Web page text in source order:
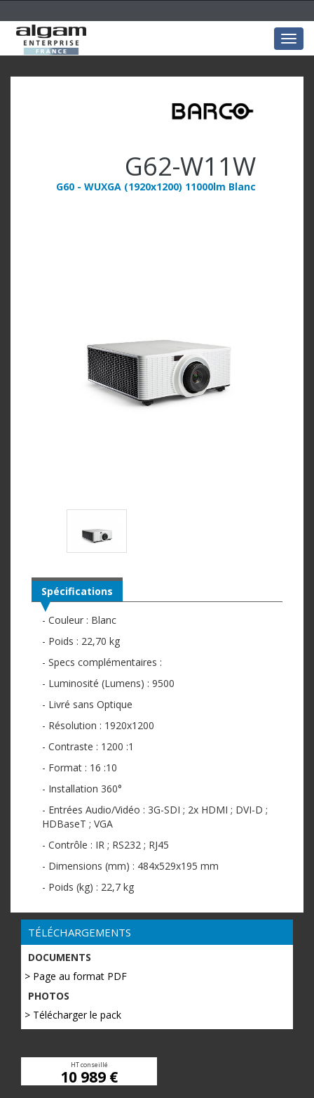
G62-W11W
G60 - WUXGA (1920x1200) 11000lm Blanc
Spécifications
- Couleur : Blanc
- Poids : 22,70 kg
- Specs complémentaires :
- Luminosité (Lumens) : 9500
- Livré sans Optique
- Résolution : 1920x1200
- Contraste : 1200 :1
- Format : 16 :10
- Installation 360°
- Entrées Audio/Vidéo : 3G-SDI ; 2x HDMI ; DVI-D ;
HDBaseT ; VGA
- Contrôle : IR ; RS232 ; RJ45
- Dimensions (mm) : 484x529x195 mm
- Poids (kg) : 22,7 kg
TÉLÉCHARGEMENTS
DOCUMENTS
> Page au format PDF
PHOTOS
> Télécharger le pack
HT conseillé
10 989 €